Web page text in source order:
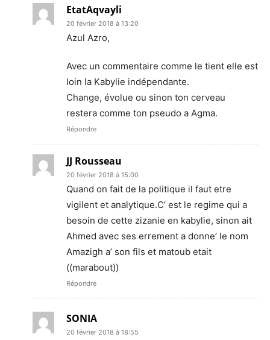
EtatAqvayli
20 février 2018 à 13:20
Azul Azro,
Avec un commentaire comme le tient elle est
loin la Kabylie indépendante.
Change, évolue ou sinon ton cerveau
restera comme ton pseudo a Agma.
Répondre
JJ Rousseau
20 février 2018 à 15:00
Quand on fait de la politique il faut etre
vigilent et analytique.C’ est le regime qui a
besoin de cette zizanie en kabylie, sinon ait
Ahmed avec ses errement a donne’ le nom
Amazigh a’ son fils et matoub etait
((marabout))
Répondre
SONIA
20 février 2018 à 18:55